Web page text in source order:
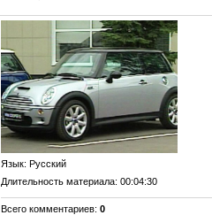
Язык: Русский
Длительность материала: 00:04:30
Всего комментариев: 0